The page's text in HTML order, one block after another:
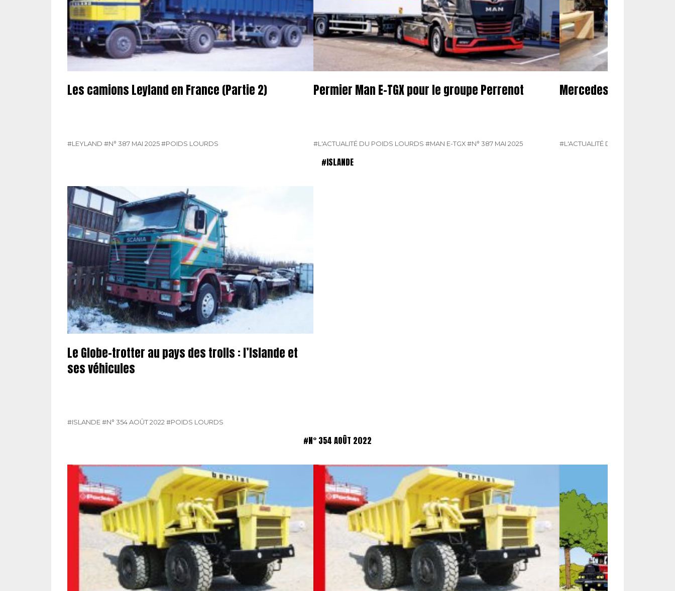
Les camions Leyland en France (Partie 2)
#LEYLAND #N° 387 MAI 2025#POIDS LOURDS
Permier Man E-TGX pour le groupe Perrenot
#L'ACTUALITÉ DU POIDS LOURDS #MAN E-TGX#N° 387 MAI 2025
Mercedes présente
#L'ACTUALITÉ DU POIDS LOURDS
#ISLANDE
Le Globe-trotter au pays des trolls : l’Islande et
ses véhicules
#ISLANDE#N° 354 AOÛT 2022 #POIDS LOURDS
#N° 354 AOÛT 2022